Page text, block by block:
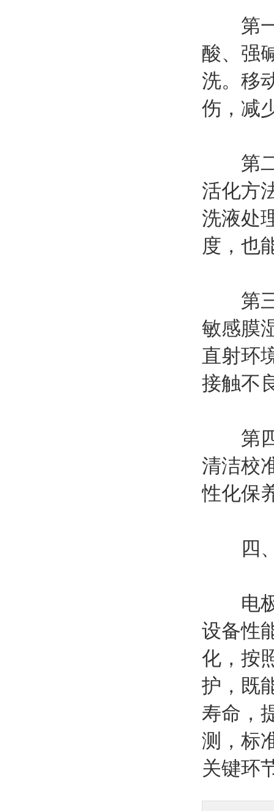
第一
酸、强
洗。移
伤，减
第二
活化方
洗液处
度，也
第三
敏感膜
直射环
接触不
第四
清洁校
性化保
四、
电极
设备性
化，按
护，既
寿命，
测，标
关键环